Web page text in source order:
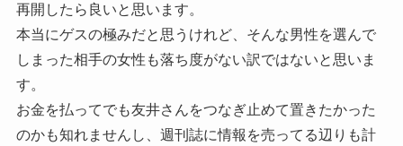
再開したら良いと思います。
本当にゲスの極みだと思うけれど、そんな男性を選んで
しまった相手の女性も落ち度がない訳ではないと思いま
す。
お金を払ってでも友井さんをつなぎ止めて置きたかった
のかも知れませんし、週刊誌に情報を売ってる辺りも計